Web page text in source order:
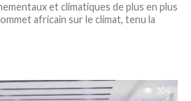
et climatiques de plus en plus
africain sur le climat, tenu la
304